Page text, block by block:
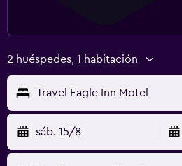
2 huéspedes, 1 habitación
Travel Eagle Inn Motel
sáb. 15/8